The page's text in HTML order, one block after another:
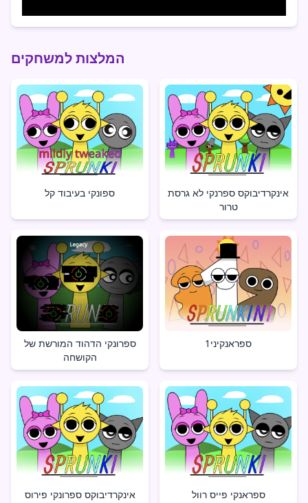
המלצות למשחקים
ספונקי בעיבוד קל
אינקרדיבוקס ספרנקי לא גרסת
טרור
ספרונקי הדהוד המורשת של
הקושחה
ספראנקיני1
אינקרדיבוקס ספרונקי פירוס ספראנקי פייס רוול